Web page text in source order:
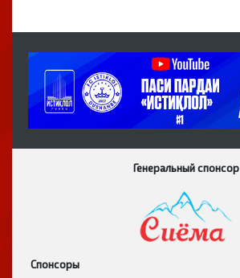
Генеральный спонсор
Спонсоры